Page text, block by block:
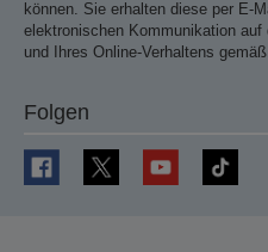
können. Sie erhalten diese per E-
elektronischen Kommunikation auf
und Ihres Online-Verhaltens
Folgen